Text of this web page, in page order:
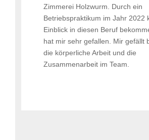
Zimmerei Holzwurm. Durch ein
Betriebspraktikum im Jahr 2022
Einblick in diesen Beruf
hat mir sehr gefallen. Mir gefällt
die körperliche Arbeit und die
Zusammenarbeit im Team.